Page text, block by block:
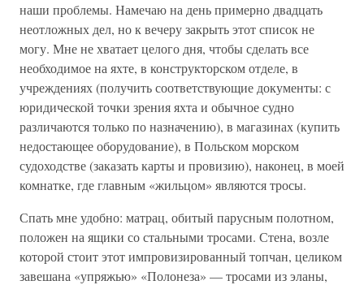
наши проблемы. Намечаю на день примерно двадцать
неотложных дел, но к вечеру закрыть этот список не
могу. Мне не хватает целого дня, чтобы сделать все
необходимое на яхте, в конструкторском отделе, в
учреждениях (получить соответствующие документы: с
юридической точки зрения яхта и обычное судно
различаются только по назначению), в магазинах (купить
недостающее оборудование), в Польском морском
судоходстве (заказать карты и провизию), наконец, в моей
комнатке, где главным «жильцом» являются тросы.
Спать мне удобно: матрац, обитый парусным полотном,
положен на ящики со стальными тросами. Стена, возле
которой стоит этот импровизированный топчан, целиком
завешана «упряжью» «Полонеза» — тросами из эланы,